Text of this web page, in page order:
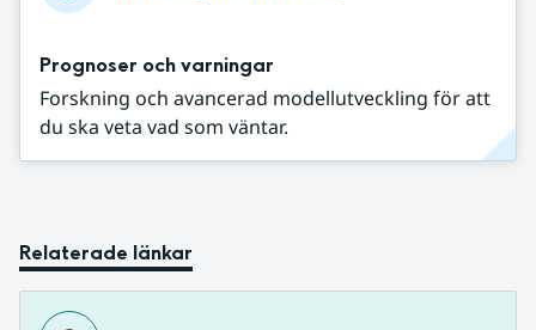
Prognoser och varningar
Forskning och avancerad modellutveckling för att
du ska veta vad som väntar.
Relaterade länkar